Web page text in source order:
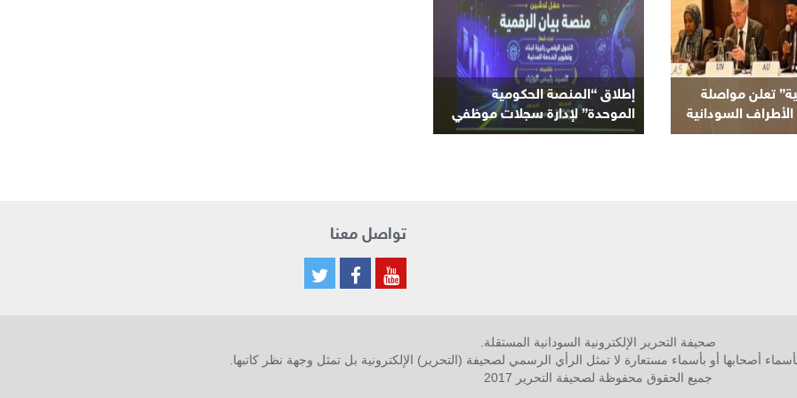
تعلن مواصلة
السودانية
إطلاق “المنصة الحكومية
الموحدة” لإدارة سجلات موظفي
الدولة
السودانية
تواصل معنا
صحيفة التحرير الإلكترونية السودانية المستقلة.
أصحابها أو بأسماء مستعارة لا تمثل الرأي الرسمي لصحيفة (التحرير) الإلكترونية بل تمثل وجهة نظر كاتبها.
جميع الحقوق محفوظة لصحيفة التحرير 2017